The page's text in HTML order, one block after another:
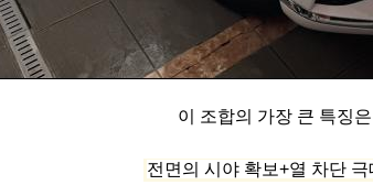
이 조합의 가장 큰 특징은
전면의 시야 확보+열 차단 극